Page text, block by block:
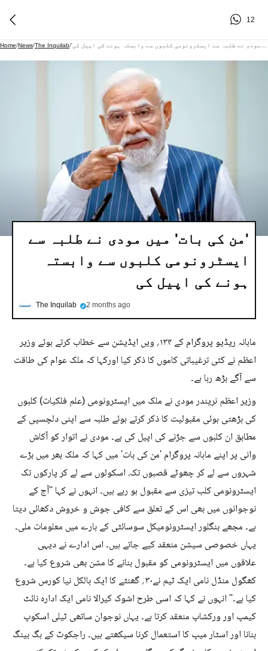
12
Home/News/The Inquilab/
'من کی بات' میں مودی نے طلبہ سے
ایسٹرونومی کلبوں سے وابستہ
ہونے کی اپیل کی
The Inquilab 2 months ago
ماہانہ ریڈیو پروگرام کے ۱۳۴؍ ویں ایڈیشن سے خطاب کرتے ہوئے وزیر
اعظم نے کئی ترغیباتی کاموں کا ذکر کیا اورکہا کہ ملک عوام کی طاقت
سے آگے بڑھ رہا ہے۔
وزیر اعظم نریندر مودی نے ملک میں ایسٹرونومی (علم فلکیات) کلبوں
کی بڑھتی ہوئی مقبولیت کا ذکر کرتے ہوئے طلبہ سے اپنی دلچسپی کے
مطابق ان کلبوں سے جڑنے کی اپیل کی ہے۔ مودی نے اتوار کو آکاش
وانی پر اپنے ماہانہ پروگرام 'من کی بات' میں کہا کہ ملک بھر میں بڑے
شہروں سے لے کر چھوٹے قصبوں تک، اسکولوں سے لے کر پارکوں تک
ایسٹرونومی کلب تیزی سے مقبول ہو رہے ہیں۔ انہوں نے کہا ''آج کے
نوجوانوں میں بھی اس کے تعلق سے کافی جوش و خروش دکھائی دیتا
ہے۔ مجھے بنگلور ایسٹرونومیکل سوسائٹی کے بارے میں معلومات ملی۔
یہاں خصوصی سیشن منعقد کیے جاتے ہیں۔ اس ادارے نے دیہی
علاقوں میں ایسٹرونومی کو مقبول بنانے کا مشن بھی شروع کیا ہے۔
کھگول منڈل نامی ایک ٹیم نے۳۰؍ گھنٹے کا ایک بالکل نیا کورس شروع
کیا ہے۔'' انہوں نے کہا کہ اسی طرح اشوک کیرالا نامی ایک ادارہ نائٹ
کیمپ اور ورکشاپ منعقد کرتا ہے۔ یہاں نوجوان ساتھی ٹیلی اسکوپ
بنانا اور اسٹار میپ کا استعمال کرنا سیکھتے ہیں۔ راجکوٹ کے بگ بینگ